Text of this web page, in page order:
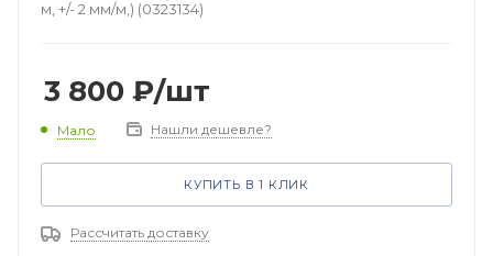
м, +/- 2 мм/м,) (0323134)
3 800 ₽/шт
Мало Нашли дешевле?
КУПИТЬ В 1 КЛИК
Рассчитать доставку